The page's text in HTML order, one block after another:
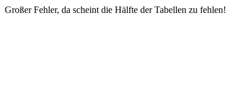
Großer Fehler, da scheint die Hälfte der Tabellen zu fehlen!